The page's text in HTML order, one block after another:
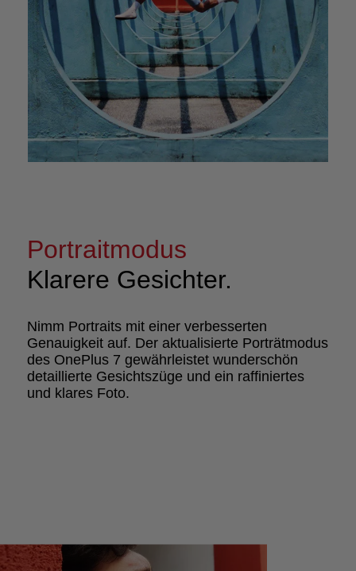
Portraitmodus
Klarere Gesichter.
Nimm Portraits mit einer verbesserten
Genauigkeit auf. Der aktualisierte Porträtmodus
des OnePlus 7 gewährleistet wunderschön
detaillierte Gesichtszüge und ein raffiniertes
und klares Foto.